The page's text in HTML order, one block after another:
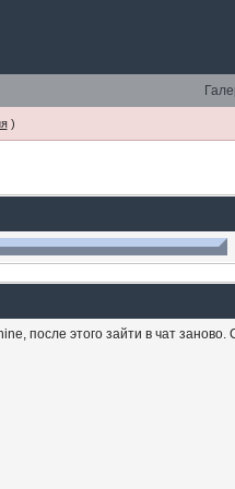
)
после этого зайти в чат